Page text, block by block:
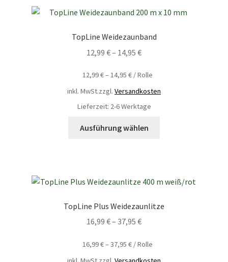
TopLine Weidezaunband
12,99 €– 14,95 €
12,99€–14,95€ /Rolle
inkl. MwSt.zzgl. Versandkosten
Lieferzeit: 2-6 Werktage
Ausführung wählen
TopLine Plus Weidezaunlitze
16,99 €– 37,95 €
16,99€–37,95€ /Rolle